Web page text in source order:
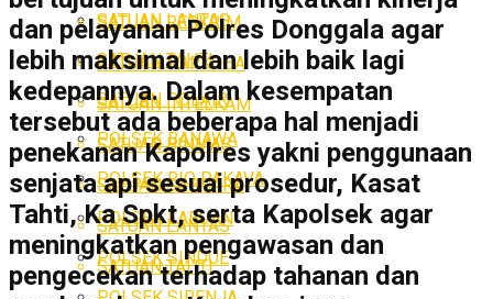
SATUAN LANTAS
SATUAN TAHTI
SATUAN POLAIR
POLSEK BANAWA
POLSEK RIO PAKAVA
POLSEK LABUAN
POLSEK SINDUE
SATUAN RESKRIM
SATUAN NARKOBA
SATUAN INTELKAM
SATUAN BINMAS
SATUAN SABHARA
SATUAN LANTAS
SATUAN TAHTI
dan pelayanan Polres Donggala agar
lebih maksimal dan lebih baik lagi
kedepannya. Dalam kesempatan
tersebut ada beberapa hal menjadi
penekanan Kapolres yakni penggunaan
senjata api sesuai prosedur, Kasat
Tahti, Ka Spkt, serta Kapolsek agar
meningkatkan pengawasan dan
pengecekan terhadap tahanan dan